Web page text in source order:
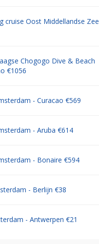
cruise Oost Middellandse Zee
Chogogo Dive & Beach
€1056
- Curacao €569
- Aruba €614
- Bonaire €594
- Berlijn €38
- Antwerpen €21